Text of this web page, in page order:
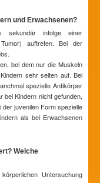
und Erwachsenen?
sekundär infolge einer
Tumor) auftreten. Bei der
bei dem nur die Muskeln
sehr selten auf. Bei
spezielle Antikörper
bei Kindern nicht gefunden,
juvenilen Form spezielle
als bei Erwachsenen
Welche
Untersuchung